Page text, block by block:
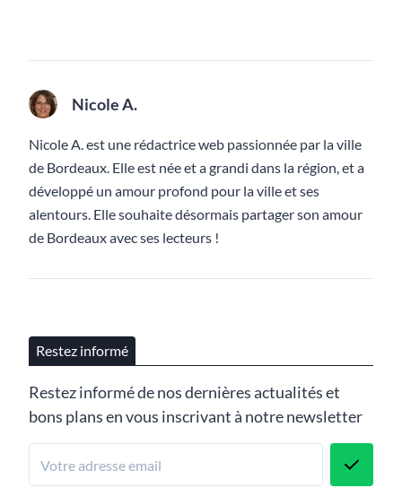
Nicole A.
Nicole A. est une rédactrice web passionnée par la ville
de Bordeaux. Elle est née et a grandi dans la région, et a
développé un amour profond pour la ville et ses
alentours. Elle souhaite désormais partager son amour
de Bordeaux avec ses lecteurs !
Restez informé
Restez informé de nos dernières actualités et
bons plans en vous inscrivant à notre newsletter